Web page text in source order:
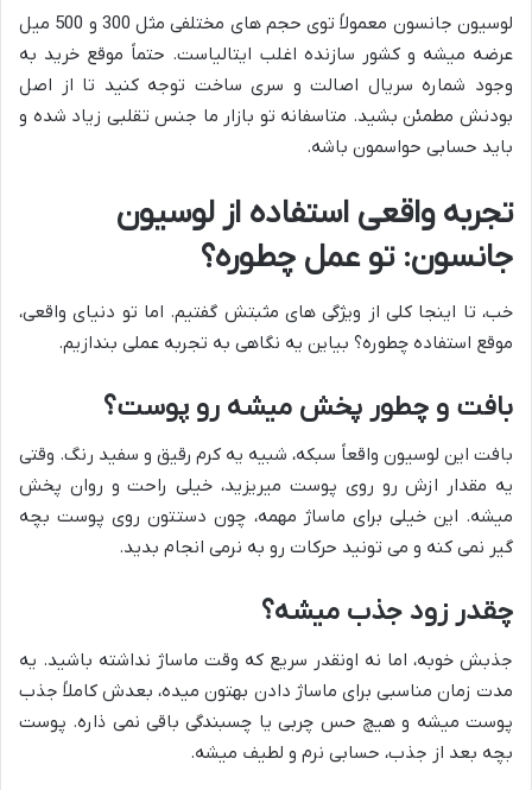
لوسیون جانسون معمولاً توی حجم های مختلفی مثل 300 و 500 میل
عرضه میشه و کشور سازنده اغلب ایتالیاست. حتماً موقع خرید به
وجود شماره سریال اصالت و سری ساخت توجه کنید تا از اصل
بودنش مطمئن بشید. متاسفانه تو بازار ما جنس تقلبی زیاد شده و
باید حسابی حواسمون باشه.
تجربه واقعی استفاده از لوسیون
جانسون: تو عمل چطوره؟
خب، تا اینجا کلی از ویژگی های مثبتش گفتیم. اما تو دنیای واقعی،
موقع استفاده چطوره؟ بیاین یه نگاهی به تجربه عملی بندازیم.
بافت و چطور پخش میشه رو پوست؟
بافت این لوسیون واقعاً سبکه، شبیه یه کرم رقیق و سفید رنگ. وقتی
یه مقدار ازش رو روی پوست میریزید، خیلی راحت و روان پخش
میشه. این خیلی برای ماساژ مهمه، چون دستتون روی پوست بچه
گیر نمی کنه و می تونید حرکات رو به نرمی انجام بدید.
چقدر زود جذب میشه؟
جذبش خوبه، اما نه اونقدر سریع که وقت ماساژ نداشته باشید. یه
مدت زمان مناسبی برای ماساژ دادن بهتون میده، بعدش کاملاً جذب
پوست میشه و هیچ حس چربی یا چسبندگی باقی نمی ذاره. پوست
بچه بعد از جذب، حسابی نرم و لطیف میشه.